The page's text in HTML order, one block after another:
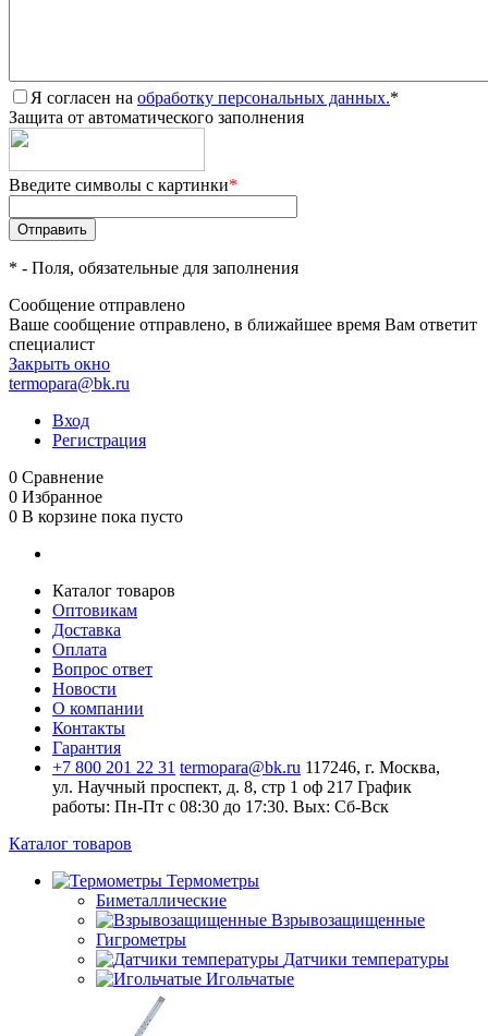
Я согласен на обработку персональных данных.*
Защита от автоматического заполнения
Введите символы с картинки*
* - Поля, обязательные для заполнения
Сообщение отправлено
Ваше сообщение отправлено, в ближайшее время Вам ответит
специалист
Закрыть окно
termopara@bk.ru
Вход
Регистрация
0 Сравнение
0 Избранное
0 В корзине пока пусто
Каталог товаров
Оптовикам
Доставка
Оплата
Вопрос ответ
Новости
О компании
Контакты
Гарантия
+7 800 201 22 31 termopara@bk.ru 117246, г. Москва,
ул. Научный проспект, д. 8, стр 1 оф 217 График
работы: Пн‑Пт с 08:30 до 17:30. Вых: Сб‑Вск
Каталог товаров
Термометры
Биметаллические
Взрывозащищенные
Гигрометры
Датчики температуры
Игольчатые